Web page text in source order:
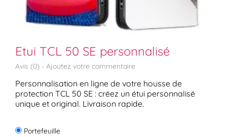
Etui TCL 50 SE personnalisé
Avis (0) - Ajoutez votre commentaire
Personnalisation en ligne de votre housse de
protection TCL 50 SE : créez un étui personnalisé
unique et original. Livraison rapide.
Portefeuille